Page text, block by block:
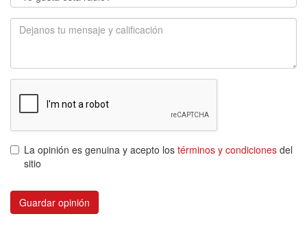
La opinión es genuina y acepto los términos y condiciones del
sitio
Guardar opinión